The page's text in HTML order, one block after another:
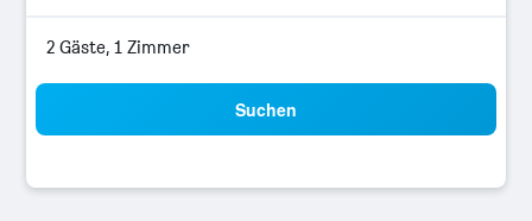
2 Gäste, 1 Zimmer
Suchen